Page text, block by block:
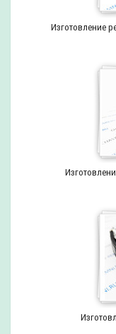
Изготовление